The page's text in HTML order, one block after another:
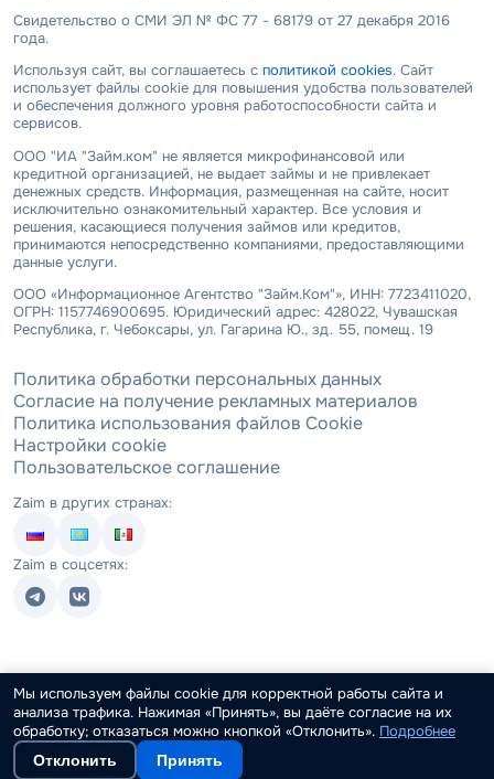
Свидетельство о СМИ ЭЛ № ФС 77 - 68179 от 27 декабря 2016
года.
Используя сайт, вы соглашаетесь с политикой cookies. Сайт
использует файлы cookie для повышения удобства пользователей
и обеспечения должного уровня работоспособности сайта и
сервисов.
ООО "ИА "Займ.ком" не является микрофинансовой или
кредитной организацией, не выдает займы и не привлекает
денежных средств. Информация, размещенная на сайте, носит
исключительно ознакомительный характер. Все условия и
решения, касающиеся получения займов или кредитов,
принимаются непосредственно компаниями, предоставляющими
данные услуги.
ООО «Информационное Агентство "Займ.Ком"», ИНН: 7723411020,
ОГРН: 1157746900695. Юридический адрес: 428022, Чувашская
Республика, г. Чебоксары, ул. Гагарина Ю., зд. 55, помещ. 19
Политика обработки персональных данных
Согласие на получение рекламных материалов
Политика использования файлов Cookie
Настройки cookie
Пользовательское соглашение
Zaim в других странах:
Zaim в соцсетях:
Мы используем файлы cookie для корректной работы сайта и
анализа трафика. Нажимая «Принять», вы даёте согласие на их
обработку; отказаться можно кнопкой «Отклонить». Подробнее
Отклонить Принять